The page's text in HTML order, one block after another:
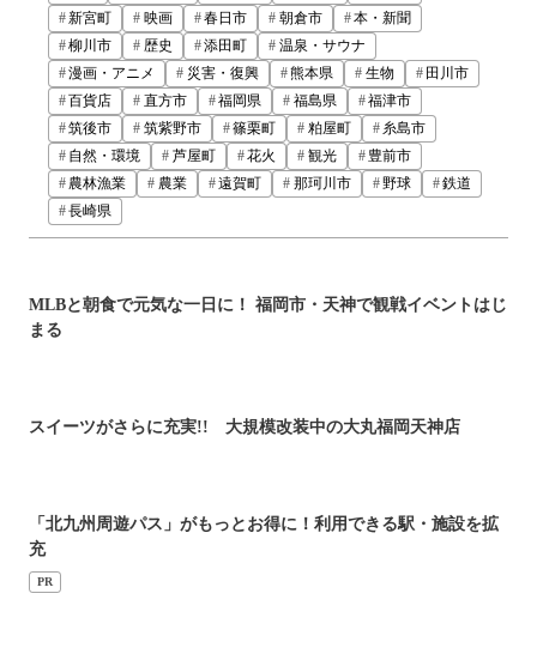
新宮町
映画 春日市 朝倉市
本・新聞
柳川市
歴史 添田町
温泉・サウナ
漫画・アニメ
災害・復興 熊本県 生物
田川市
百貨店
直方市 福岡県 福島県
福津市
筑後市
筑紫野市 篠栗町 粕屋町
糸島市
自然・環境
芦屋町 花火 観光
豊前市
農林漁業
農業 遠賀町 那珂川市 野球
鉄道
長崎県
MLBと朝食で元気な一日に！ 福岡市・天神で観戦イベントはじ
まる
スイーツがさらに充実!! 大規模改装中の大丸福岡天神店
「北九州周遊パス」がもっとお得に！利用できる駅・施設を拡
充
PR